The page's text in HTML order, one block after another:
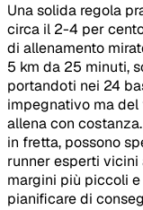
Una solida regola
circa il 2-4 per
di allenamento
5 km da 25 minuti,
portandoti nei 24
impegnativo ma
allena con
in fretta, possono
runner esperti
margini più piccoli
pianificare di